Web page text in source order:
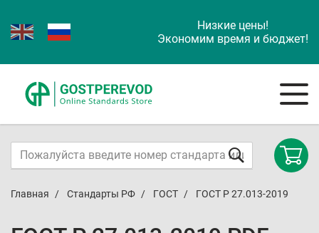
Низкие цены!
Экономим время и бюджет!
Главная Стандарты РФ ГОСТ ГОСТ Р 27.013-2019